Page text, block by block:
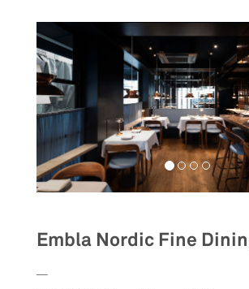
Embla Nordic Fine